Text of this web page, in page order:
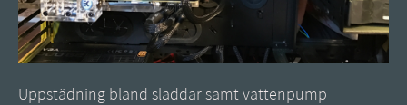
Uppstädning bland sladdar samt vattenpump